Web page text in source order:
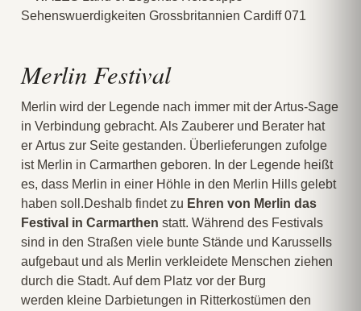
Merlin Festival
Merlin wird der Legende nach immer mit der Artus-Sage
in Verbindung gebracht. Als Zauberer und Berater hat
er Artus zur Seite gestanden. Überlieferungen zufolge
ist Merlin in Carmarthen geboren. In der Legende heißt
es, dass Merlin in einer Höhle in den Merlin Hills gelebt
haben soll.Deshalb findet zu Ehren von Merlin das
Festival in Carmarthen statt. Während des Festivals
sind in den Straßen viele bunte Stände und Karussells
aufgebaut und als Merlin verkleidete Menschen ziehen
durch die Stadt. Auf dem Platz vor der Burg
werden kleine Darbietungen in Ritterkostümen den